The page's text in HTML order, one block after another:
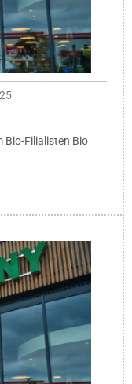
Bio-Filialisten Bio